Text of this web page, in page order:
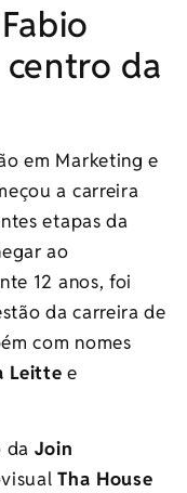
da
em Marketing e
a carreira
etapas da
ao
12 anos, foi
da carreira de
com nomes
Leitte e
da Join
Tha House